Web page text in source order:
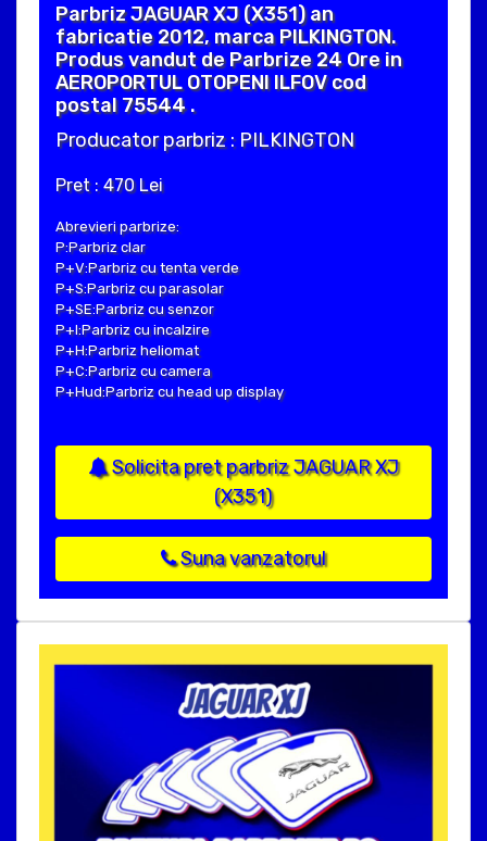
Parbriz JAGUAR XJ (X351) an
fabricatie 2012, marca PILKINGTON.
Produs vandut de Parbrize 24 Ore in
AEROPORTUL OTOPENI ILFOV cod
postal 75544 .
Producator parbriz : PILKINGTON
Pret : 470 Lei
Abrevieri parbrize:
P:Parbriz clar
P+V:Parbriz cu tenta verde
P+S:Parbriz cu parasolar
P+SE:Parbriz cu senzor
P+I:Parbriz cu incalzire
P+H:Parbriz heliomat
P+C:Parbriz cu camera
P+Hud:Parbriz cu head up display
Solicita pret parbriz JAGUAR XJ
(X351)
Suna vanzatorul